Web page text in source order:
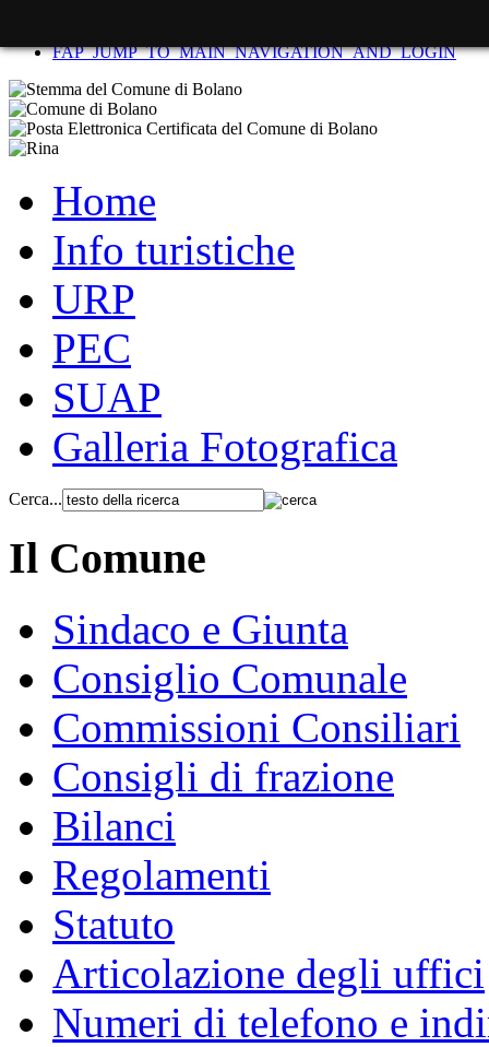
FAP_JUMP_TO_MAIN_NAVIGATION_AND_LOGIN
Home
Info turistiche
URP
PEC
SUAP
Galleria Fotografica
Cerca...
Il Comune
Sindaco e Giunta
Consiglio Comunale
Commissioni Consiliari
Consigli di frazione
Bilanci
Regolamenti
Statuto
Articolazione degli uffici
Numeri di telefono e